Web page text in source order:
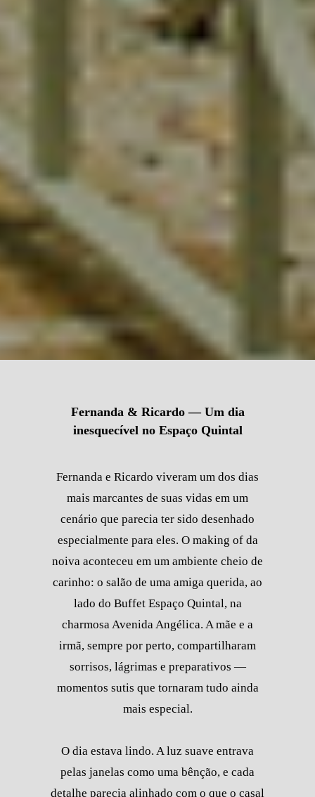
Fernanda & Ricardo — Um dia
inesquecível no Espaço Quintal
Fernanda e Ricardo viveram um dos dias
mais marcantes de suas vidas em um
cenário que parecia ter sido desenhado
especialmente para eles. O making of da
noiva aconteceu em um ambiente cheio de
carinho: o salão de uma amiga querida, ao
lado do Buffet Espaço Quintal, na
charmosa Avenida Angélica. A mãe e a
irmã, sempre por perto, compartilharam
sorrisos, lágrimas e preparativos —
momentos sutis que tornaram tudo ainda
mais especial.
O dia estava lindo. A luz suave entrava
pelas janelas como uma bênção, e cada
detalhe parecia alinhado com o que o casal